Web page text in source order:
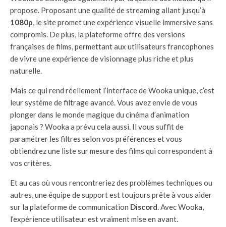
propose. Proposant une qualité de streaming allant jusqu’à
1080p, le site promet une expérience visuelle immersive sans
compromis. De plus, la plateforme offre des versions
françaises de films, permettant aux utilisateurs francophones
de vivre une expérience de visionnage plus riche et plus
naturelle.
Mais ce qui rend réellement l’interface de Wooka unique, c’est
leur système de filtrage avancé. Vous avez envie de vous
plonger dans le monde magique du cinéma d’animation
japonais ? Wooka a prévu cela aussi. Il vous suffit de
paramétrer les filtres selon vos préférences et vous
obtiendrez une liste sur mesure des films qui correspondent à
vos critères.
Et au cas où vous rencontreriez des problèmes techniques ou
autres, une équipe de support est toujours prête à vous aider
sur la plateforme de communication Discord. Avec Wooka,
l’expérience utilisateur est vraiment mise en avant.